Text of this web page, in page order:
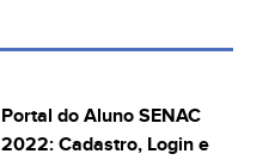
Portal do Aluno SENAC
2022: Cadastro, Login e